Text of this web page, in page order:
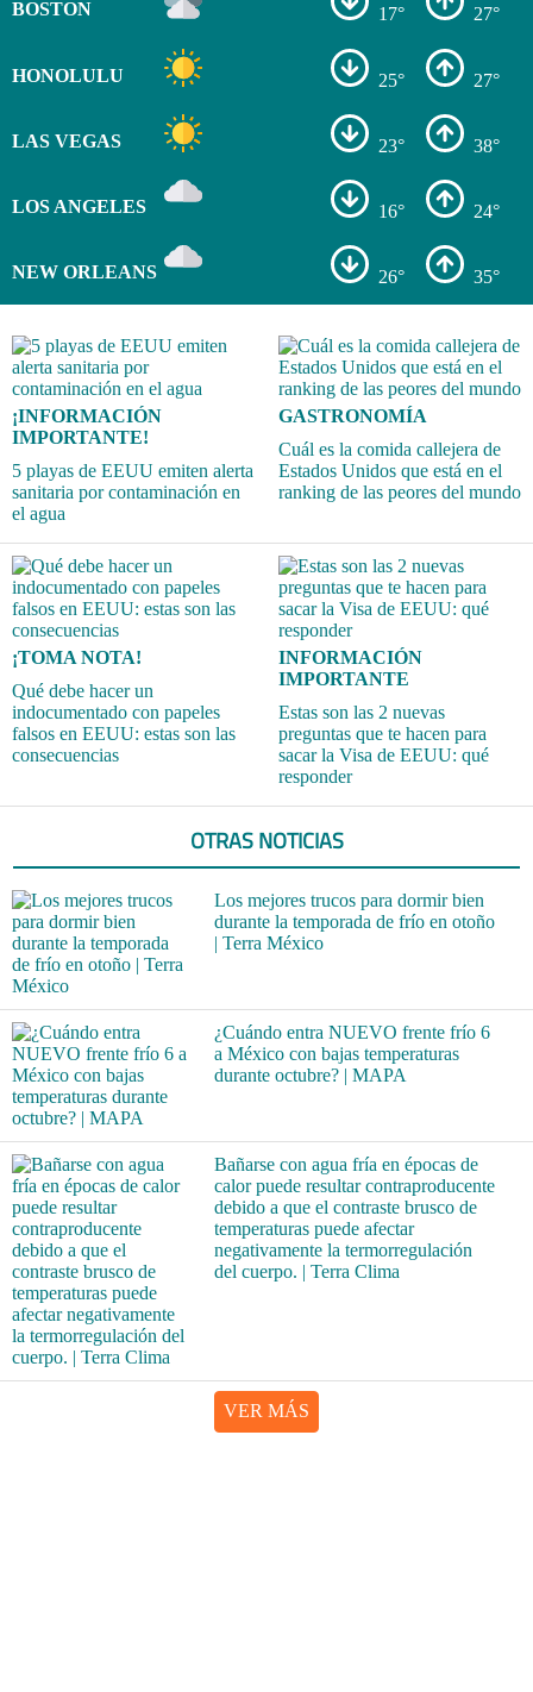
BOSTON 17° 27°
HONOLULU 25° 27°
LAS VEGAS 23° 38°
LOS ANGELES 16° 24°
NEW ORLEANS 26° 35°
¡INFORMACIÓN
IMPORTANTE!
5 playas de EEUU emiten alerta
sanitaria por contaminación en
el agua
GASTRONOMÍA
Cuál es la comida callejera de
Estados Unidos que está en el
ranking de las peores del mundo
¡TOMA NOTA!
Qué debe hacer un
indocumentado con papeles
falsos en EEUU: estas son las
consecuencias
INFORMACIÓN
IMPORTANTE
Estas son las 2 nuevas
preguntas que te hacen para
sacar la Visa de EEUU: qué
responder
OTRAS NOTICIAS
Los mejores trucos para dormir bien
durante la temporada de frío en otoño
| Terra México
¿Cuándo entra NUEVO frente frío 6
a México con bajas temperaturas
durante octubre? | MAPA
Bañarse con agua fría en épocas de
calor puede resultar contraproducente
debido a que el contraste brusco de
temperaturas puede afectar
negativamente la termorregulación
del cuerpo. | Terra Clima
VER MÁS